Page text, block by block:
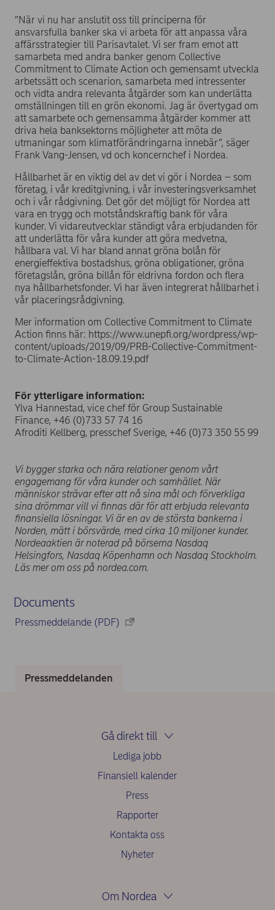
”När vi nu har anslutit oss till principerna för
ansvarsfulla banker ska vi arbeta för att anpassa våra
affärsstrategier till Parisavtalet. Vi ser fram emot att
samarbeta med andra banker genom Collective
Commitment to Climate Action och gemensamt utveckla
arbetssätt och scenarion, samarbeta med intressenter
och vidta andra relevanta åtgärder som kan underlätta
omställningen till en grön ekonomi. Jag är övertygad om
att samarbete och gemensamma åtgärder kommer att
driva hela banksektorns möjligheter att möta de
utmaningar som klimatförändringarna innebär”, säger
Frank Vang-Jensen, vd och koncernchef i Nordea.
Hållbarhet är en viktig del av det vi gör i Nordea – som
företag, i vår kreditgivning, i vår investeringsverksamhet
och i vår rådgivning. Det gör det möjligt för Nordea att
vara en trygg och motståndskraftig bank för våra
kunder. Vi vidareutvecklar ständigt våra erbjudanden för
att underlätta för våra kunder att göra medvetna,
hållbara val. Vi har bland annat gröna bolån för
energieffektiva bostadshus, gröna obligationer, gröna
företagslån, gröna billån för eldrivna fordon och flera
nya hållbarhetsfonder. Vi har även integrerat hållbarhet i
vår placeringsrådgivning.
Mer information om Collective Commitment to Climate
Action finns här: https://www.unepfi.org/wordpress/wp-
content/uploads/2019/09/PRB-Collective-Commitment-
to-Climate-Action-18.09.19.pdf
För ytterligare information:
Ylva Hannestad, vice chef för Group Sustainable
Finance, +46 (0)733 57 74 16
Afroditi Kellberg, presschef Sverige, +46 (0)73 350 55 99
Vi bygger starka och nära relationer genom vårt
engagemang för våra kunder och samhället. När
människor strävar efter att nå sina mål och förverkliga
sina drömmar vill vi finnas där för att erbjuda relevanta
finansiella lösningar. Vi är en av de största bankerna i
Norden, mätt i börsvärde, med cirka 10 miljoner kunder.
Nordeaaktien är noterad på börserna Nasdaq
Helsingfors, Nasdaq Köpenhamn och Nasdaq Stockholm.
Läs mer om oss på nordea.com.
Documents
Pressmeddelande (PDF)
Pressmeddelanden
Gå direkt till
Lediga jobb
Finansiell kalender
Press
Rapporter
Kontakta oss
Nyheter
Om Nordea